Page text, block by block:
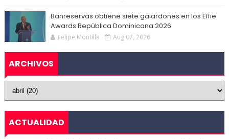
Banreservas obtiene siete galardones en los Effie
Awards República Dominicana 2026
Felipe Montilla Aug 07, 2026
ARCHIVOS
ACTUALIDAD